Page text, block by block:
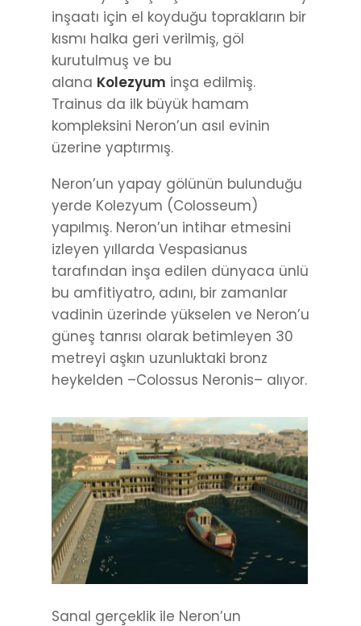
inşaatı için el koyduğu toprakların bir
kısmı halka geri verilmiş, göl
kurutulmuş ve bu
alana Kolezyum inşa edilmiş.
Trainus da ilk büyük hamam
kompleksini Neron’un asıl evinin
üzerine yaptırmış.
Neron’un yapay gölünün bulunduğu
yerde Kolezyum (Colosseum)
yapılmış. Neron’un intihar etmesini
izleyen yıllarda Vespasianus
tarafından inşa edilen dünyaca ünlü
bu amfitiyatro, adını, bir zamanlar
vadinin üzerinde yükselen ve Neron’u
güneş tanrısı olarak betimleyen 30
metreyi aşkın uzunluktaki bronz
heykelden –Colossus Neronis– alıyor.
Sanal gerçeklik ile Neron’un